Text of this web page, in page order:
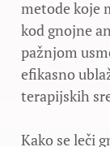
metode koje
kod gnojne
pažnjom
efikasno
terapijskih
Kako se leči